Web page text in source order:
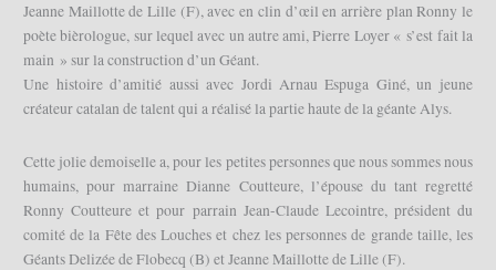
Jeanne Maillotte de Lille (F), avec en clin d’œil en arrière plan Ronny le
poète bièrologue, sur lequel avec un autre ami, Pierre Loyer « s’est fait la
main » sur la construction d’un Géant.
Une histoire d’amitié aussi avec Jordi Arnau Espuga Giné, un jeune
créateur catalan de talent qui a réalisé la partie haute de la géante Alys.
Cette jolie demoiselle a, pour les petites personnes que nous sommes nous
humains, pour marraine Dianne Coutteure, l’épouse du tant regretté
Ronny Coutteure et pour parrain Jean-Claude Lecointre, président du
comité de la Fête des Louches et chez les personnes de grande taille, les
Géants Delizée de Flobecq (B) et Jeanne Maillotte de Lille (F).